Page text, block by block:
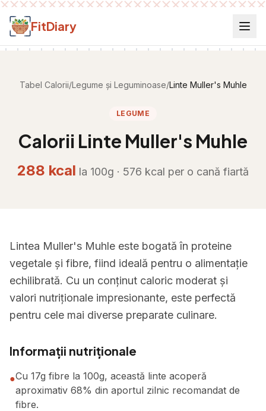
Salt la conținut
FitDiary
Tabel Calorii/Legume și Leguminoase/Linte Muller's Muhle
LEGUME
Calorii Linte Muller's Muhle
288 kcal la 100g · 576 kcal per o cană fiartă
Lintea Muller's Muhle este bogată în proteine
vegetale și fibre, fiind ideală pentru o alimentație
echilibrată. Cu un conținut caloric moderat și
valori nutriționale impresionante, este perfectă
pentru cele mai diverse preparate culinare.
Informații nutriționale
●Cu 17g fibre la 100g, această linte acoperă
aproximativ 68% din aportul zilnic recomandat de
fibre.